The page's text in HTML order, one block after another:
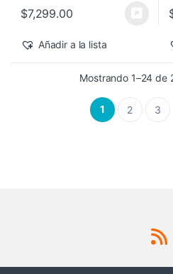
$7,299.00
Añadir a la lista
Mostrando 1–24 de
1 2 3